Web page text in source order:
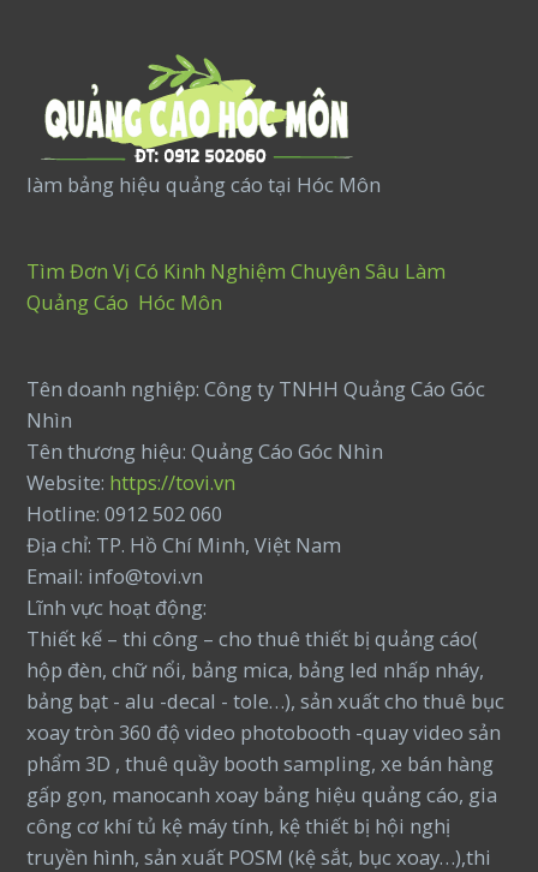
làm bảng hiệu quảng cáo tại Hóc Môn
Tìm Đơn Vị Có Kinh Nghiệm Chuyên Sâu Làm
Quảng Cáo Hóc Môn
Tên doanh nghiệp: Công ty TNHH Quảng Cáo Góc
Nhìn
Tên thương hiệu: Quảng Cáo Góc Nhìn
Website: https://tovi.vn
Hotline: 0912 502 060
Địa chỉ: TP. Hồ Chí Minh, Việt Nam
Email: info@tovi.vn
Lĩnh vực hoạt động:
Thiết kế – thi công – cho thuê thiết bị quảng cáo(
hộp đèn, chữ nổi, bảng mica, bảng led nhấp nháy,
bảng bạt - alu -decal - tole…), sản xuất cho thuê bục
xoay tròn 360 độ video photobooth -quay video sản
phẩm 3D , thuê quầy booth sampling, xe bán hàng
gấp gọn, manocanh xoay bảng hiệu quảng cáo, gia
công cơ khí tủ kệ máy tính, kệ thiết bị hội nghị
truyền hình, sản xuất POSM (kệ sắt, bục xoay…),thi